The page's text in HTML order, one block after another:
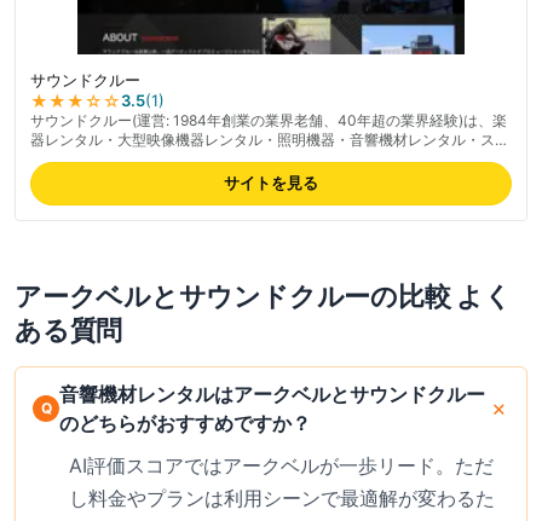
サウンドクルー
★★★☆☆3.5(1)
サウンドクルー(運営: 1984年創業の業界老舗、40年超の業界経験)は、楽
器レンタル・大型映像機器レンタル・照明機器・音響機材レンタル・ステ
ージカー/コースターのレンタル・イベント企画・ローディの派遣・レコ
ーディング/リハーサルスタジオの経営を行う総合事業者。楽器・音響・
照明・録音まで一括対応できる総合力、ヤマハ導入事例にも掲載される業
界内信頼度の高さが特徴。プロ向け実績が豊富、スタジオ運営も行いプロ
サイトを見る
アークベルとサウンドクルーの比較 よく
ある質問
音響機材レンタルはアークベルとサウンドクルー
のどちらがおすすめですか？
AI評価スコアではアークベルが一歩リード。ただ
し料金やプランは利用シーンで最適解が変わるた